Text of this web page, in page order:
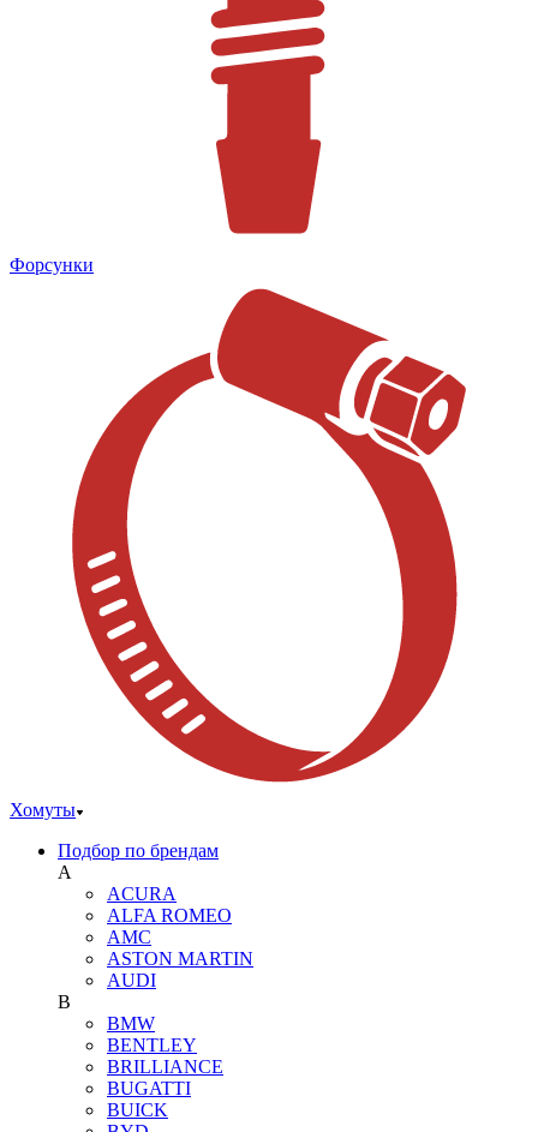
Форсунки
Хомуты
Подбор по брендам
A
ACURA
ALFA ROMEO
AMC
ASTON MARTIN
AUDI
B
BMW
BENTLEY
BRILLIANCE
BUGATTI
BUICK